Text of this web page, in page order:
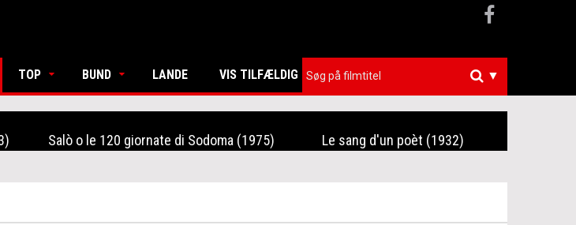
TOP BUND LANDE VIS TILFÆLDIG ▼
Salò o le 120 giornate di Sodoma (1975) Le sang d'un poèt (1932)